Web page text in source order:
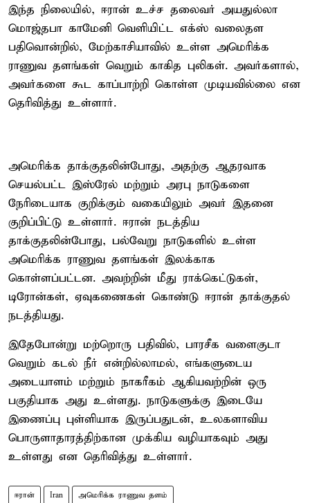
இந்த நிலையில், ஈரான் உச்ச தலைவர் அயதுல்லா
மொஜ்தபா காமேனி வெளியிட்ட எக்ஸ் வலைதள
பதிவொன்றில், மேற்காசியாவில் உள்ள அமெரிக்க
ராணுவ தளங்கள் வெறும் காகித புலிகள். அவர்களால்,
அவர்களை கூட காப்பாற்றி கொள்ள முடியவில்லை என
தெரிவித்து உள்ளார்.
அமெரிக்க தாக்குதலின்போது, அதற்கு ஆதரவாக
செயல்பட்ட இஸ்ரேல் மற்றும் அரபு நாடுகளை
நேரிடையாக குறிக்கும் வகையிலும் அவர் இதனை
குறிப்பிட்டு உள்ளார். ஈரான் நடத்திய
தாக்குதலின்போது, பல்வேறு நாடுகளில் உள்ள
அமெரிக்க ராணுவ தளங்கள் இலக்காக
கொள்ளப்பட்டன. அவற்றின் மீது ராக்கெட்டுகள்,
டிரோன்கள், ஏவுகணைகள் கொண்டு ஈரான் தாக்குதல்
நடத்தியது.
இதேபோன்று மற்றொரு பதிவில், பாரசீக வளைகுடா
வெறும் கடல் நீர் என்றில்லாமல், எங்களுடைய
அடையாளம் மற்றும் நாகரீகம் ஆகியவற்றின் ஒரு
பகுதியாக அது உள்ளது. நாடுகளுக்கு இடையே
இணைப்பு புள்ளியாக இருப்பதுடன், உலகளாவிய
பொருளாதாரத்திற்கான முக்கிய வழியாகவும் அது
உள்ளது என தெரிவித்து உள்ளார்.
ஈரான் Iran அமெரிக்க ராணுவ தளம்